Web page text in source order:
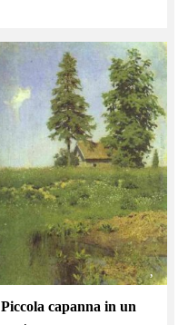
Piccola capanna in un